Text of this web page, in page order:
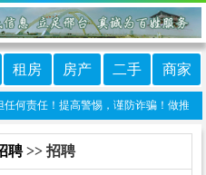
租房 房产 二手 商家
责任！提高警惕，谨防诈骗！做推广
聘>> 招聘